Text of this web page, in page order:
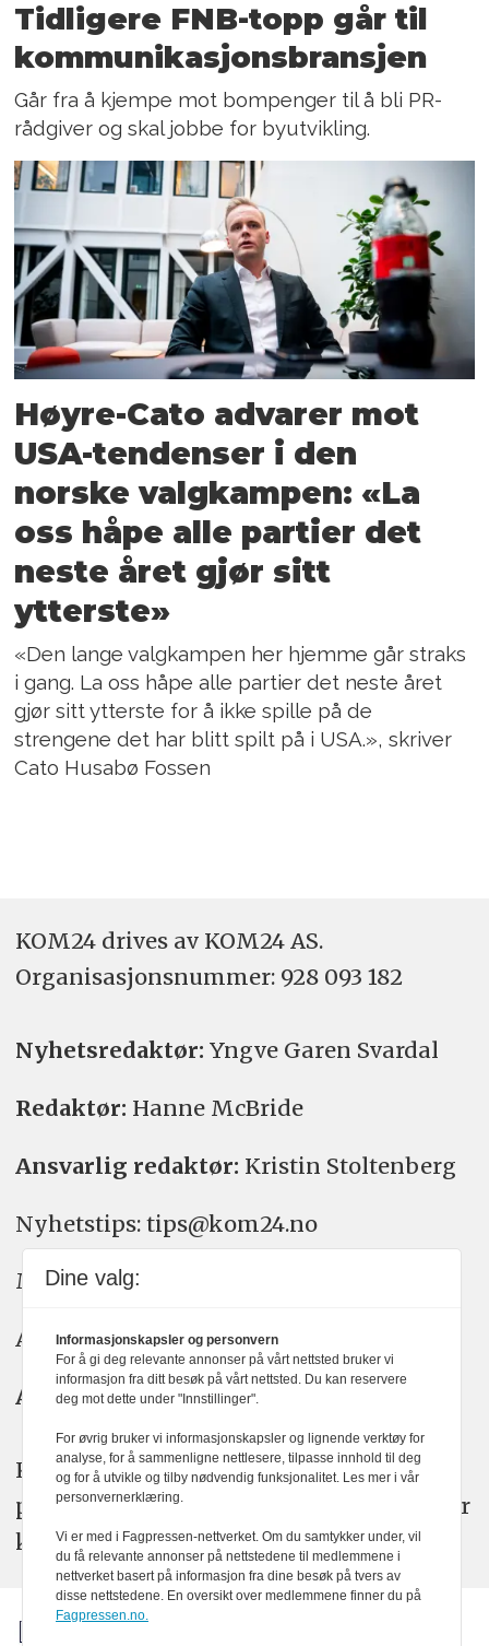
Tidligere FNB-topp går til
kommunikasjonsbransjen
Går fra å kjempe mot bompenger til å bli PR-
rådgiver og skal jobbe for byutvikling.
Høyre-Cato advarer mot
USA-tendenser i den
norske valgkampen: «La
oss håpe alle partier det
neste året gjør sitt
ytterste»
«Den lange valgkampen her hjemme går straks
i gang. La oss håpe alle partier det neste året
gjør sitt ytterste for å ikke spille på de
strengene det har blitt spilt på i USA.», skriver
Cato Husabø Fossen
KOM24 drives av KOM24 AS.
Organisasjons­nummer: 928 093 182
Nyhetsredaktør: Yngve Garen Svardal
Redaktør: Hanne McBride
Ansvarlig redaktør: Kristin Stoltenberg
Nyhetstips: tips@kom24.no
Meninger: meninger@kom24.no
Annonse: annonse@watchmedia.no
Abonnement:kom24@watchmedia.no
KOM24 arbeider etter Vær Varsom-
plakatens regler for god presseskikk. Her
kan du lese mer omPFUsarbeid.
Dine valg:
Informasjonskapsler og personvern
For å gi deg relevante annonser på vårt nettsted bruker vi
informasjon fra ditt besøk på vårt nettsted. Du kan reservere
deg mot dette under "Innstillinger".
For øvrig bruker vi informasjonskapsler og lignende verktøy for
analyse, for å sammenligne nettlesere, tilpasse innhold til deg
og for å utvikle og tilby nødvendig funksjonalitet. Les mer i vår
personvernerklæring.
Vi er med i Fagpressen-nettverket. Om du samtykker under, vil
du få relevante annonser på nettstedene til medlemmene i
nettverket basert på informasjon fra dine besøk på tvers av
disse nettstedene. En oversikt over medlemmene finner du på
Fagpressen.no.